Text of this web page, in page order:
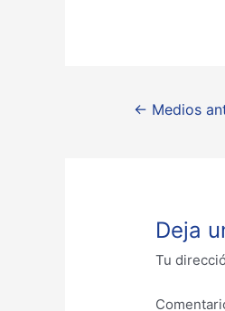
← Medios
Deja
Tu